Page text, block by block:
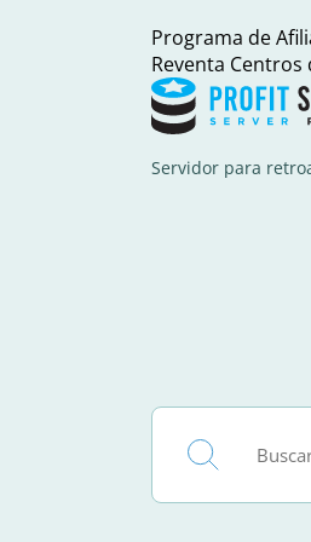
Programa de
Reventa Centros
Servidor para